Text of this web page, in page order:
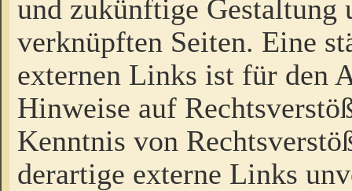
und zukünftige Gestaltung
verknüpften Seiten. Eine
externen Links ist für den
Hinweise auf
Kenntnis von
derartige externe Links